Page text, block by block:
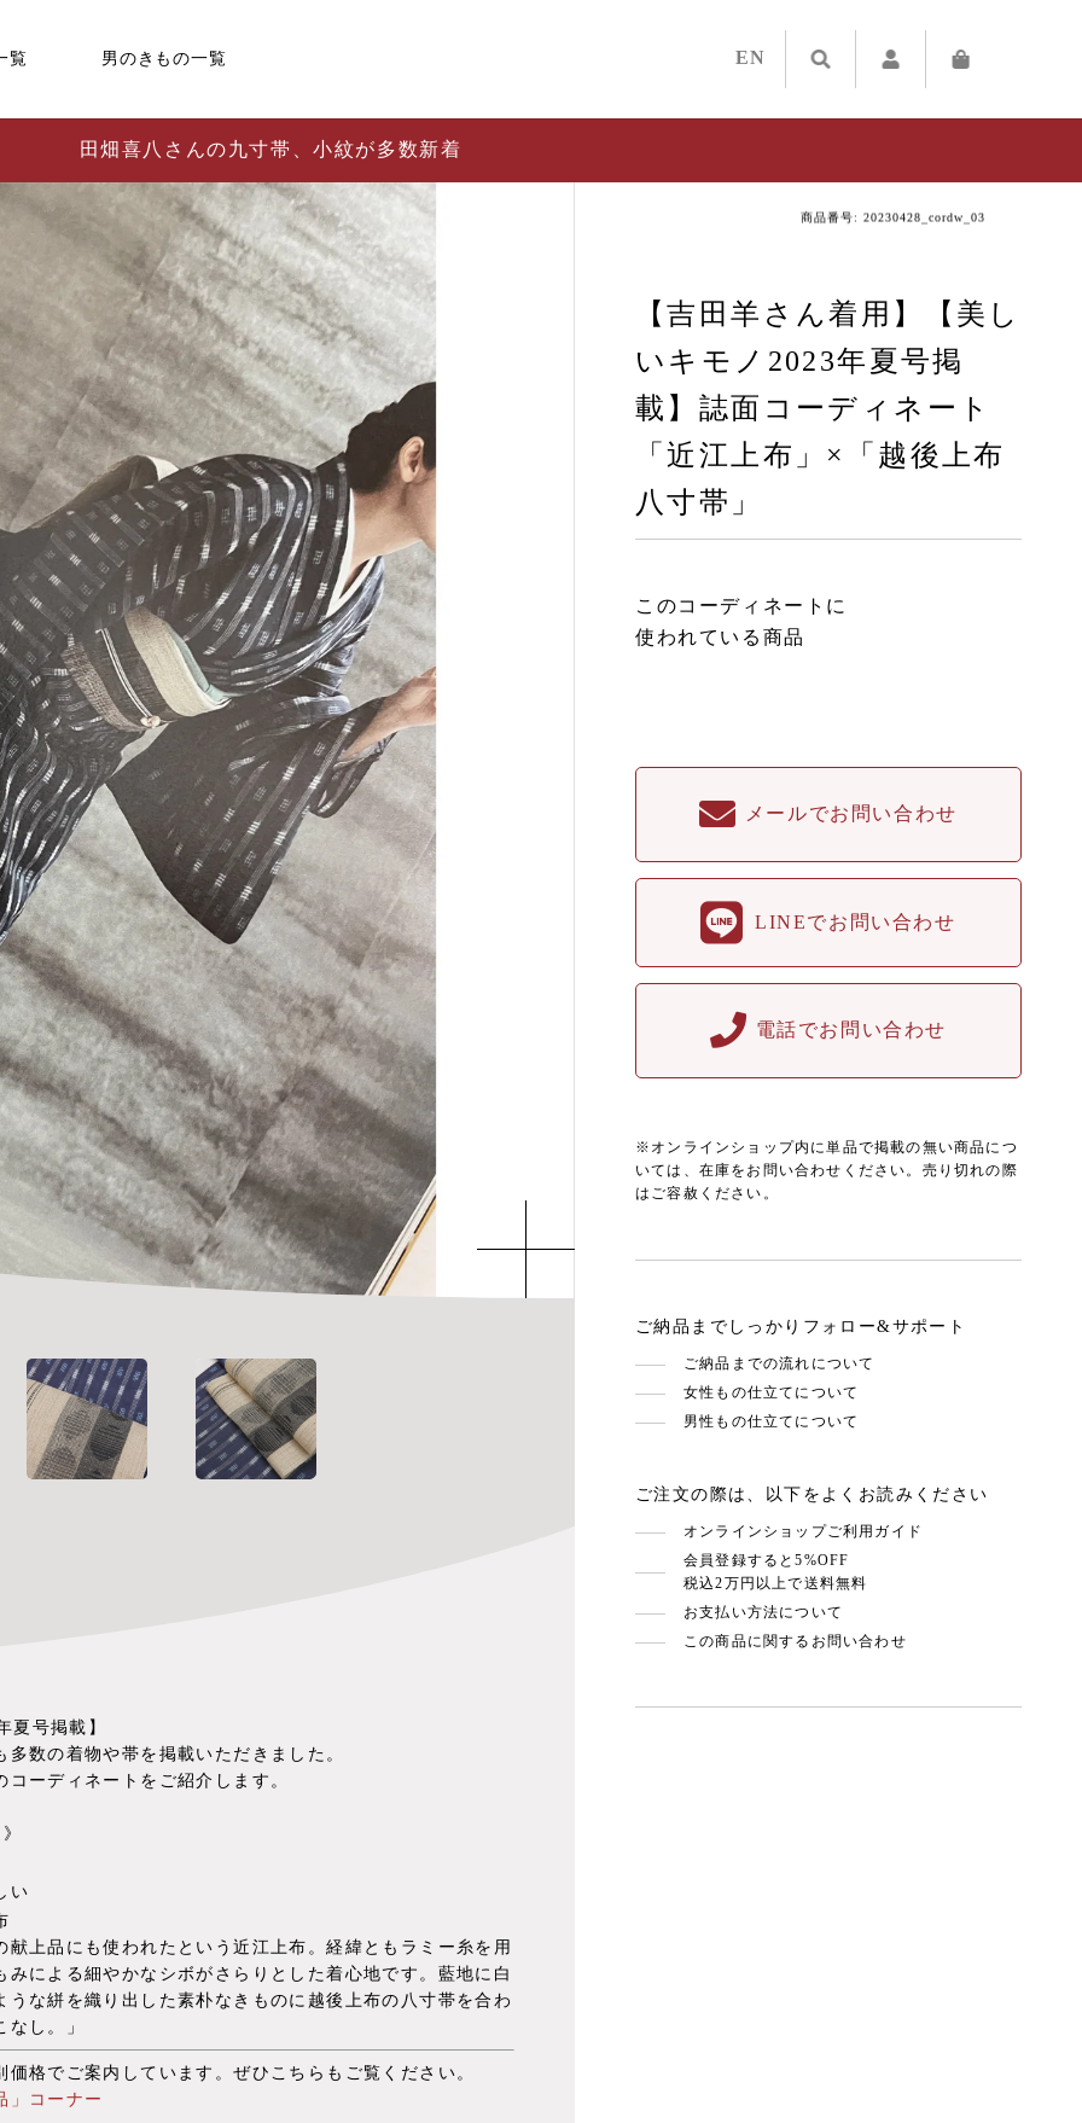
覧 男のきもの一覧 EN
田畑喜八さんの九寸帯、小紋が多数新着
夏号掲載】
多数の着物や帯を掲載いただきました。
コーディネートをご紹介します。
い
献上品にも使われたという近江上布。経緯ともラミー糸を用
みによる細やかなシボがさらりとした着心地です。藍地に白
うな絣を織り出した素朴なきものに越後上布の八寸帯を合わ
し。」
価格でご案内しています。ぜひこちらもご覧ください。
」コーナー
商品番号: 20230428_cordw_03
【吉田羊さん着用】【美し
いキモノ2023年夏号掲
載】誌面コーディネート
「近江上布」×「越後上布
八寸帯」
このコーディネートに
使われている商品
メールでお問い合わせ
LINEでお問い合わせ
電話でお問い合わせ
※オンラインショップ内に単品で掲載の無い商品につ
いては、在庫をお問い合わせください。売り切れの際
はご容赦ください。
ご納品までしっかりフォロー&サポート
ご納品までの流れについて
女性もの仕立てについて
男性もの仕立てについて
ご注文の際は、以下をよくお読みください
オンラインショップご利用ガイド
会員登録すると5%OFF
税込2万円以上で送料無料
お支払い方法について
この商品に関するお問い合わせ